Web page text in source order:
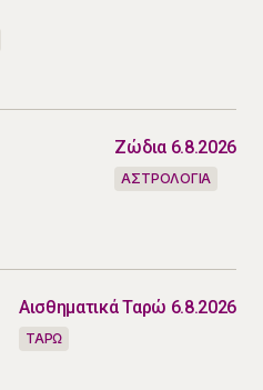
Ζώδια 6.8.2026
ΑΣΤΡΟΛΟΓΙΑ
Αισθηματικά Ταρώ 6.8.2026
ΤΑΡΩ